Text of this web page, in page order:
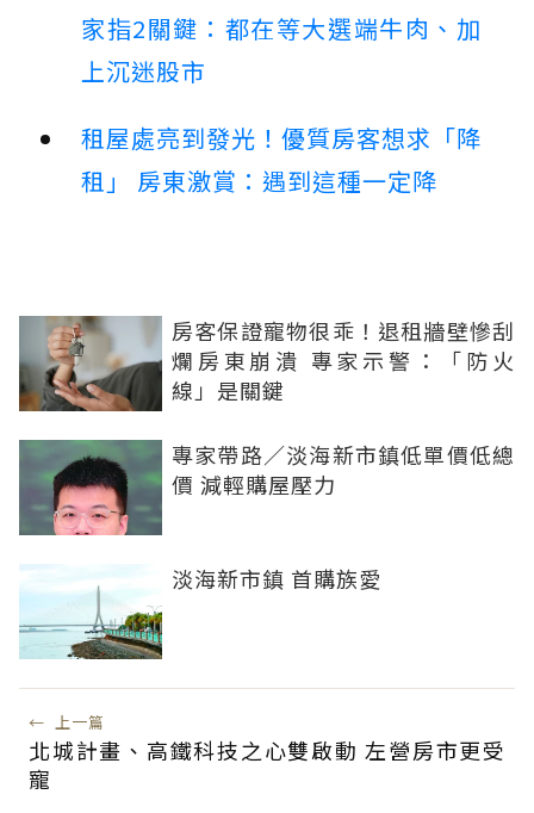
家指2關鍵：都在等大選端牛肉、加
上沉迷股市
租屋處亮到發光！優質房客想求「降
租」 房東激賞：遇到這種一定降
房客保證寵物很乖！退租牆壁慘刮
爛房東崩潰 專家示警：「防火
線」是關鍵
專家帶路／淡海新市鎮低單價低總
價 減輕購屋壓力
淡海新市鎮 首購族愛
← 上一篇
北城計畫、高鐵科技之心雙啟動 左營房市更受
寵